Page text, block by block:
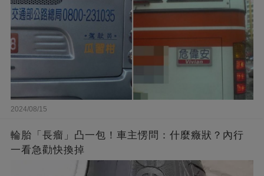
2024/08/15
輪胎「長瘤」凸一包！車主愣問：什麼癥狀？內行
一看急勸快換掉